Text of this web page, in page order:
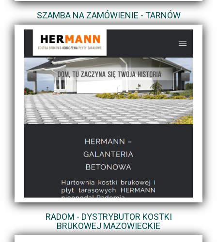
SZAMBA NA ZAMÓWIENIE - TARNÓW
RADOM - DYSTRYBUTOR KOSTKI
BRUKOWEJ MAZOWIECKIE